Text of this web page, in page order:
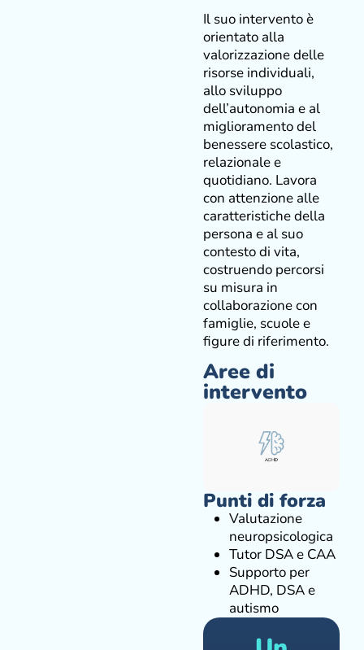
Il suo intervento è
orientato alla
valorizzazione delle
risorse individuali,
allo sviluppo
dell’autonomia e al
miglioramento del
benessere scolastico,
relazionale e
quotidiano. Lavora
con attenzione alle
caratteristiche della
persona e al suo
contesto di vita,
costruendo percorsi
su misura in
collaborazione con
famiglie, scuole e
figure di riferimento.
Aree di
intervento
Punti di forza
Valutazione
neuropsicologica
Tutor DSA e CAA
Supporto per
ADHD, DSA e
autismo